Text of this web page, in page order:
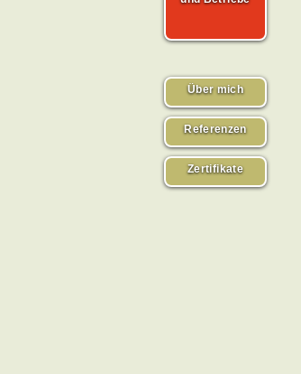
Über mich
Referenzen
Zertifikate